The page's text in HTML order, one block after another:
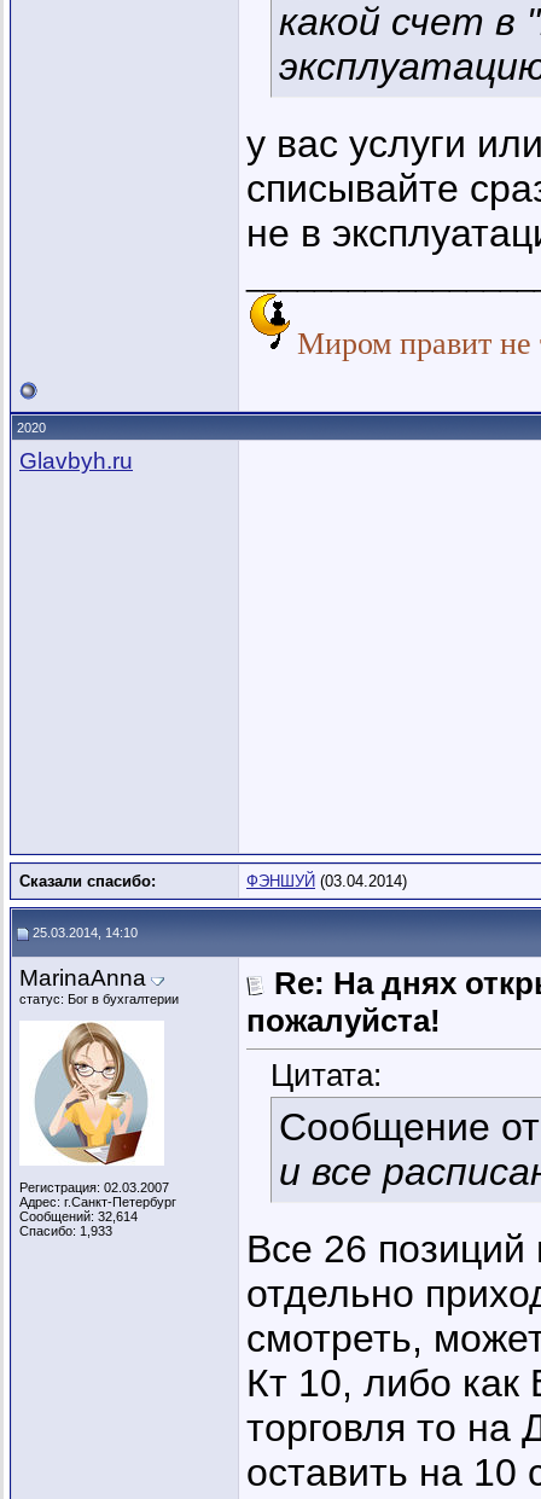
какой счет в
у вас услуги
списывайте
не в
Миром правит не
2020
Glavbyh.ru
Сказали спасибо: ФЭНШУЙ (03.04.2014)
25.03.2014, 14:10
MarinaAnna
статус: Бог в бухгалтерии
Регистрация: 02.03.2007
Адрес: г.Санкт-Петербург
Сообщений: 32,614
Спасибо: 1,933
Re: На днях
пожалуйста!
Цитата:
Сообщение
и все
Все 26
отдельно
смотреть,
Кт 10, либо как
торговля то на
оставить на 10